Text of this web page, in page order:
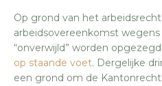
Op grond van het
arbeidsovereenkomst
“onverwijld” worden
op staande voet. Dergelijke
een grond om de